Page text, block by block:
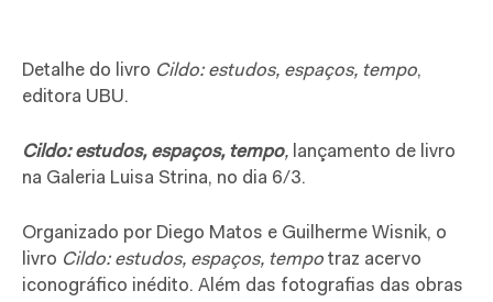
Detalhe do livro Cildo: estudos, espaços, tempo,
editora UBU.
Cildo: estudos, espaços, tempo, lançamento de livro
na Galeria Luisa Strina, no dia 6/3.
Organizado por Diego Matos e Guilherme Wisnik, o
livro Cildo: estudos, espaços, tempo traz acervo
iconográfico inédito. Além das fotografias das obras